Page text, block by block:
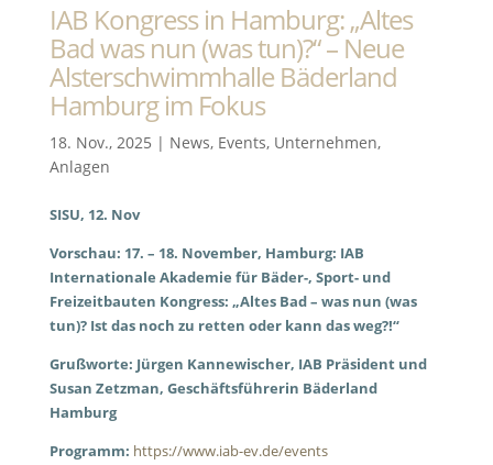
IAB Kongress in Hamburg: „Altes
Bad was nun (was tun)?“ – Neue
Alsterschwimmhalle Bäderland
Hamburg im Fokus
18. Nov., 2025 | News, Events, Unternehmen,
Anlagen
SISU, 12. Nov
Vorschau: 17. – 18. November, Hamburg: IAB
Internationale Akademie für Bäder-, Sport- und
Freizeitbauten Kongress: „Altes Bad – was nun (was
tun)? Ist das noch zu retten oder kann das weg?!“
Grußworte: Jürgen Kannewischer, IAB Präsident und
Susan Zetzman, Geschäftsführerin Bäderland
Hamburg
Programm: https://www.iab-ev.de/events